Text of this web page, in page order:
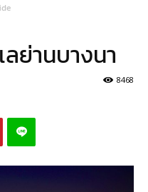
ลย่านบางนา
8468